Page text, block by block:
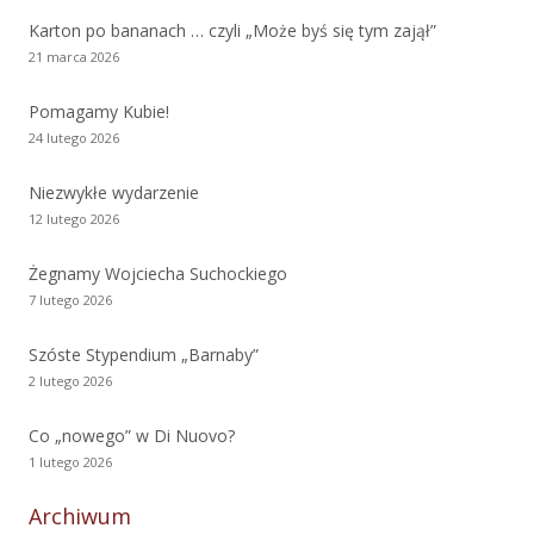
Karton po bananach … czyli „Może byś się tym zajął”
21 marca 2026
Pomagamy Kubie!
24 lutego 2026
Niezwykłe wydarzenie
12 lutego 2026
Żegnamy Wojciecha Suchockiego
7 lutego 2026
Szóste Stypendium „Barnaby”
2 lutego 2026
Co „nowego” w Di Nuovo?
1 lutego 2026
Archiwum